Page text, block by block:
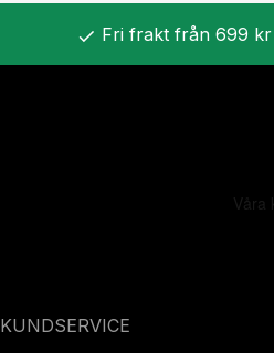
check Fri frakt från 699 kr
KUNDSERVICE